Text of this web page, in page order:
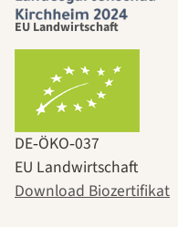
EU Landwirtschaft
DE‑ÖKO‑037
EU Landwirtschaft
Download Biozertifikat